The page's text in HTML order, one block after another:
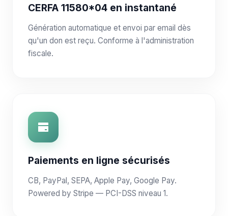
CERFA 11580*04 en instantané
Génération automatique et envoi par email dès
qu'un don est reçu. Conforme à l'administration
fiscale.
Paiements en ligne sécurisés
CB, PayPal, SEPA, Apple Pay, Google Pay.
Powered by Stripe — PCI-DSS niveau 1.